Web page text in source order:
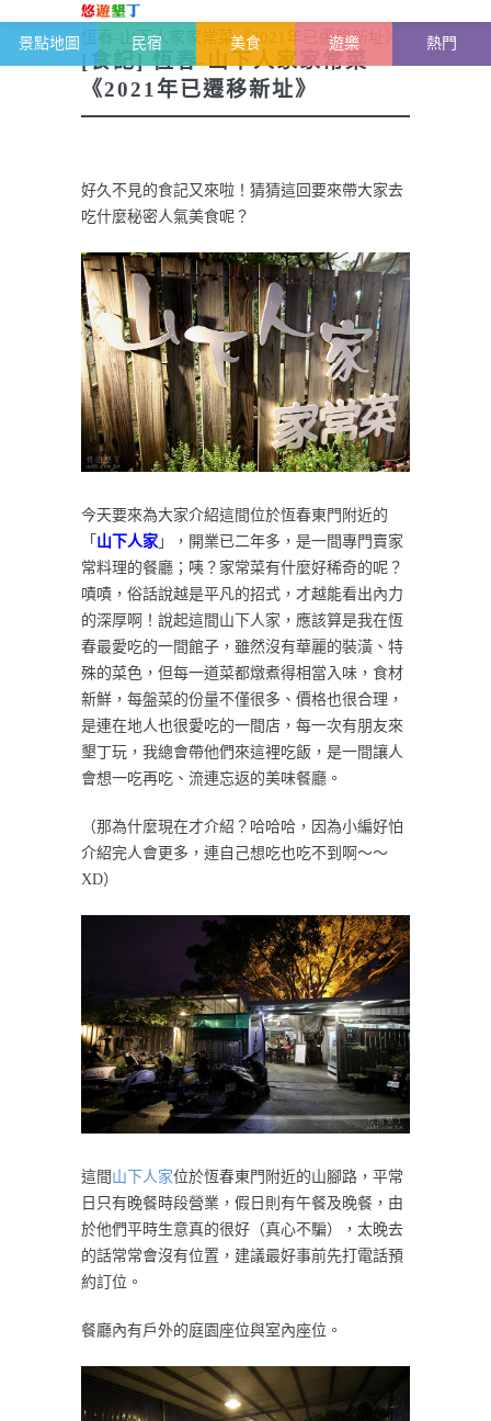
景點地圖 民宿 美食 遊樂 熱門
恆春半島-墾丁雜記
恆春-山下人家家常菜《2021年已遷移新址》
[食記] 恆春-山下人家家常菜
《2021年已遷移新址》
好久不見的食記又來啦！猜猜這回要來帶大家去
吃什麼秘密人氣美食呢？
今天要來為大家介紹這間位於恆春東門附近的
「 山下人家 」，開業已二年多，是一間專門賣家
常料理的餐廳；咦？家常菜有什麼好稀奇的呢？
嘖嘖，俗話說越是平凡的招式，才越能看出內力
的深厚啊！說起這間山下人家，應該算是我在恆
春最愛吃的一間館子，雖然沒有華麗的裝潢、特
殊的菜色，但每一道菜都燉煮得相當入味，食材
新鮮，每盤菜的份量不僅很多、價格也很合理，
是連在地人也很愛吃的一間店，每一次有朋友來
墾丁玩，我總會帶他們來這裡吃飯，是一間讓人
會想一吃再吃、流連忘返的美味餐廳。
（那為什麼現在才介紹？哈哈哈，因為小編好怕
介紹完人會更多，連自己想吃也吃不到啊～～
XD）
這間 山下人家位於恆春東門附近的山腳路，平常
日只有晚餐時段營業，假日則有午餐及晚餐，由
於他們平時生意真的很好（真心不騙），太晚去
的話常常會沒有位置，建議最好事前先打電話預
約訂位。
餐廳內有戶外的庭園座位與室內座位。